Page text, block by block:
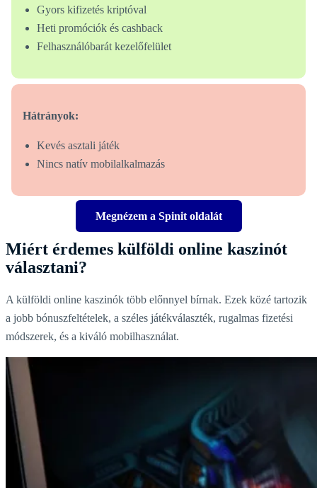
Gyors kifizetés kriptóval
Heti promóciók és cashback
Felhasználóbarát kezelőfelület
Hátrányok:
Kevés asztali játék
Nincs natív mobilalkalmazás
Megnézem a Spinit oldalát
Miért érdemes külföldi online kaszinót
választani?
A külföldi online kaszinók több előnnyel bírnak. Ezek közé tartozik
a jobb bónuszfeltételek, a széles játékválaszték, rugalmas fizetési
módszerek, és a kiváló mobilhasználat.